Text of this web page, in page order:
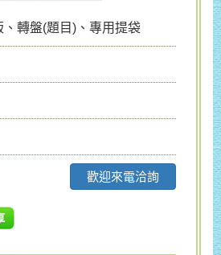
轉盤(題目)、專用提袋
歡迎來電洽詢